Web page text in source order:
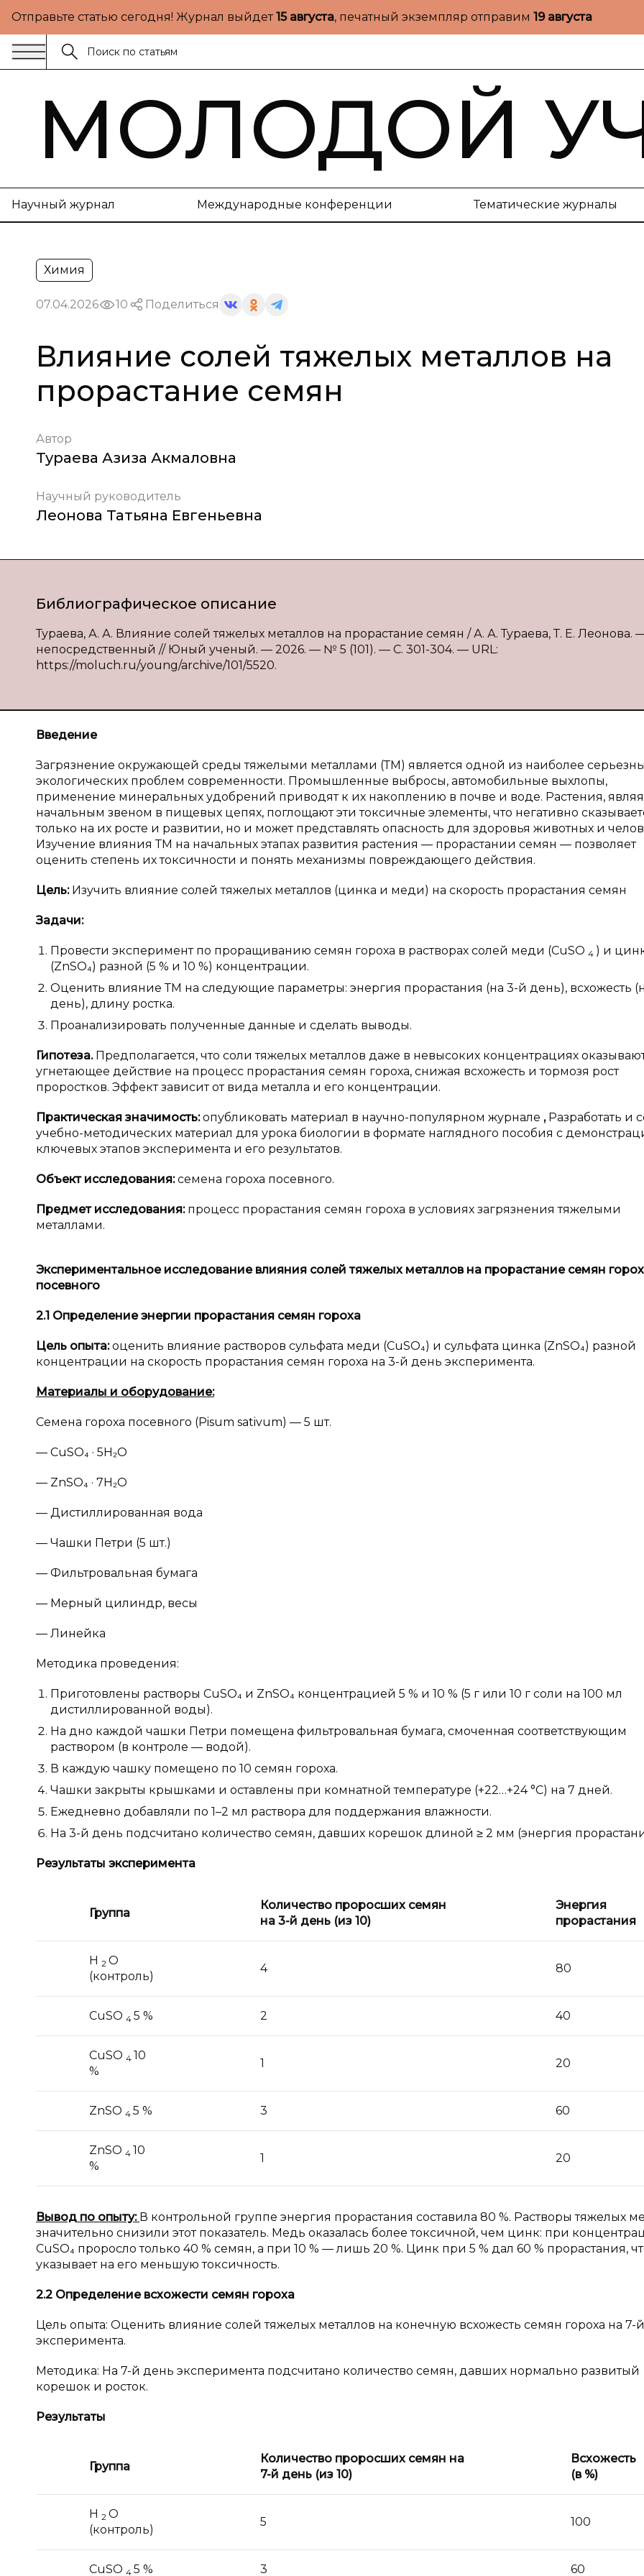
Отправьте статью сегодня! Журнал выйдет15 августа, печатный экземпляр отправим 19 августа
МОЛОДОЙ
Научный журнал Международные конференции Тематические журналы
Химия
07.04.2026 10 Поделиться
Влияние солей тяжелых металлов на
прорастание семян
Автор
Тураева Азиза Акмаловна
Научный руководитель
Леонова Татьяна Евгеньевна
Библиографическое описание
Тураева, А. А. Влияние солей тяжелых металлов на прорастание семян / А. А. Тураева, Т. Е. Леонова.
непосредственный // Юный ученый. — 2026. — № 5 (101). — С. 301-304. — URL:
https://moluch.ru/young/archive/101/5520.
Введение
Загрязнение окружающей среды тяжелыми металлами (ТМ) является одной из наиболее
экологических проблем современности. Промышленные выбросы, автомобильные выхлопы,
применение минеральных удобрений приводят к их накоплению в почве и воде. Растения,
начальным звеном в пищевых цепях, поглощают эти токсичные элементы, что негативно
только на их росте и развитии, но и может представлять опасность для здоровья животных и
Изучение влияния ТМ на начальных этапах развития растения — прорастании семян — позволяет
оценить степень их токсичности и понять механизмы повреждающего действия.
Цель: Изучить влияние солей тяжелых металлов (цинка и меди) на скорость прорастания семян
Задачи:
Провести эксперимент по проращиванию семян гороха в растворах солей меди (CuSO 4 ) и
(ZnSO₄) разной (5 % и 10 %) концентрации.
Оценить влияние ТМ на следующие параметры: энергия прорастания (на 3-й день), всхожесть
день), длину ростка.
Проанализировать полученные данные и сделать выводы.
Гипотеза. Предполагается, что соли тяжелых металлов даже в невысоких концентрациях
угнетающее действие на процесс прорастания семян гороха, снижая всхожесть и тормозя рост
проростков. Эффект зависит от вида металла и его концентрации.
Практическая значимость:опубликовать материал в научно-популярном журнале , Разработать и
учебно-методических материал для урока биологии в формате наглядного пособия с
ключевых этапов эксперимента и его результатов.
Объект исследования:семена гороха посевного.
Предмет исследования: процесс прорастания семян гороха в условиях загрязнения тяжелыми
металлами.
Экспериментальное исследование влияния солей тяжелых металлов на прорастание семян
посевного
2.1 Определение энергии прорастания семян гороха
Цель опыта:оценить влияние растворов сульфата меди (CuSO₄) и сульфата цинка (ZnSO₄) разной
концентрации на скорость прорастания семян гороха на 3-й день эксперимента.
Материалы и оборудование:
Семена гороха посевного (Pisum sativum) — 5 шт.
— CuSO₄ · 5H₂O
— ZnSO₄ · 7H₂O
— Дистиллированная вода
— Чашки Петри (5 шт.)
— Фильтровальная бумага
— Мерный цилиндр, весы
— Линейка
Методика проведения:
Приготовлены растворы CuSO₄ и ZnSO₄ концентрацией 5 % и 10 % (5 г или 10 г соли на 100 мл
дистиллированной воды).
На дно каждой чашки Петри помещена фильтровальная бумага, смоченная соответствующим
раствором (в контроле — водой).
В каждую чашку помещено по 10 семян гороха.
Чашки закрыты крышками и оставлены при комнатной температуре (+22…+24 °C) на 7 дней.
Ежедневно добавляли по 1–2 мл раствора для поддержания влажности.
На 3-й день подсчитано количество семян, давших корешок длиной ≥ 2 мм (энергия
Результаты эксперимента
Группа
Количество проросших семян
на 3-й день (из 10)
Энергия
прорастания
H 2 О
(контроль)
4 80
CuSO 4 5 % 2 40
CuSO 4 10
%
1 20
ZnSO 4 5 % 3 60
ZnSO 4 10
%
1 20
Вывод по опыту: В контрольной группе энергия прорастания составила 80 %. Растворы тяжелых
значительно снизили этот показатель. Медь оказалась более токсичной, чем цинк: при
CuSO₄ проросло только 40 % семян, а при 10 % — лишь 20 %. Цинк при 5 % дал 60 % прорастания,
указывает на его меньшую токсичность.
2.2 Определение всхожести семян гороха
Цель опыта: Оценить влияние солей тяжелых металлов на конечную всхожесть семян гороха на 7-
эксперимента.
Методика: На 7-й день эксперимента подсчитано количество семян, давших нормально развитый
корешок и росток.
Результаты
Группа
Количество проросших семян на
7-й день (из 10)
Всхожесть
(в %)
H 2 O
(контроль)
5 100
CuSO 4 5 % 3 60